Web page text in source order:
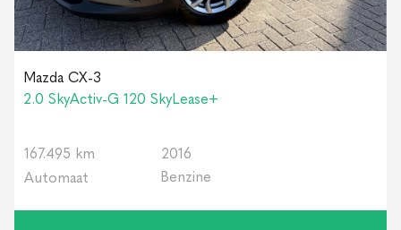
Mazda CX-3
2.0 SkyActiv-G 120 SkyLease+
167.495 km
2016
Automaat
Benzine